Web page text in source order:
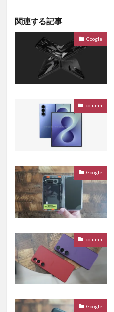
関連する記事
Google
column
Google
column
Google